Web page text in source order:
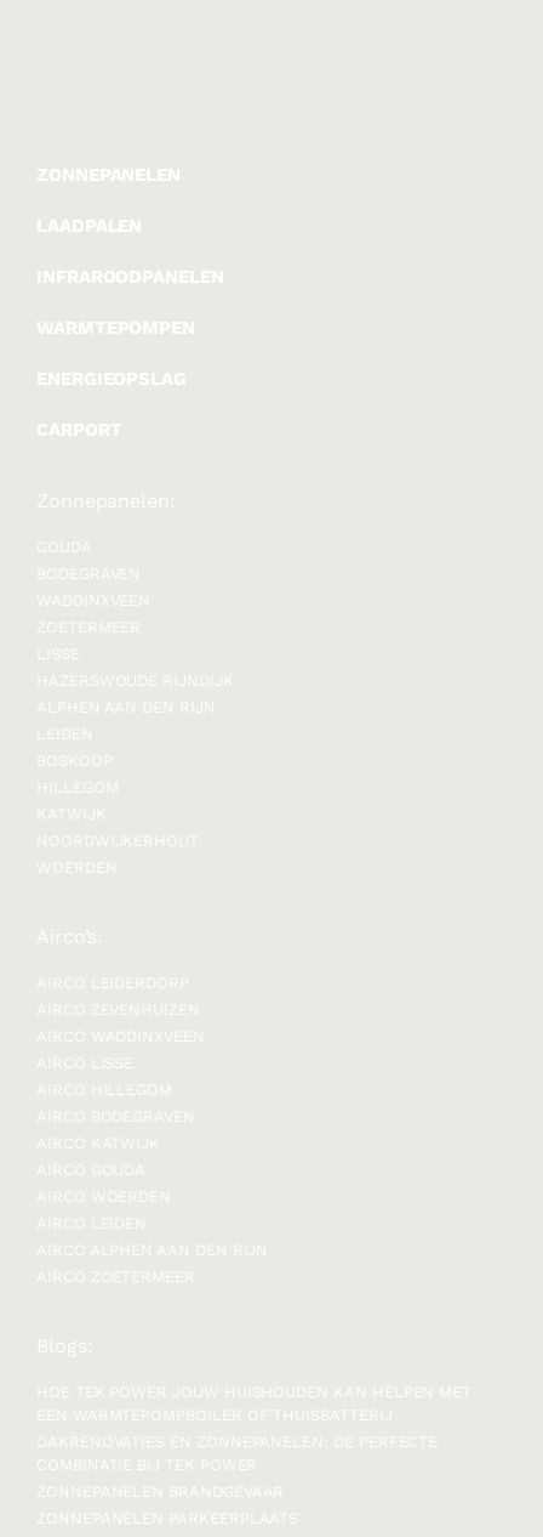
ZONNEPANELEN
LAADPALEN
INFRAROODPANELEN
WARMTEPOMPEN
ENERGIEOPSLAG
CARPORT
Zonnepanelen:
GOUDA
BODEGRAVEN
WADDINXVEEN
ZOETERMEER
LISSE
HAZERSWOUDE RIJNDIJK
ALPHEN AAN DEN RIJN
LEIDEN
BOSKOOP
HILLEGOM
KATWIJK
NOORDWIJKERHOUT
WOERDEN
Airco’s:
AIRCO LEIDERDORP
AIRCO ZEVENHUIZEN
AIRCO WADDINXVEEN
AIRCO LISSE
AIRCO HILLEGOM
AIRCO BODEGRAVEN
AIRCO KATWIJK
AIRCO GOUDA
AIRCO WOERDEN
AIRCO LEIDEN
AIRCO ALPHEN AAN DEN RIJN
AIRCO ZOETERMEER
Blogs:
HOE TEK POWER JOUW HUISHOUDEN KAN HELPEN MET
EEN WARMTEPOMPBOILER OF THUISBATTERIJ
DAKRENOVATIES EN ZONNEPANELEN: DE PERFECTE
COMBINATIE BIJ TEK POWER
ZONNEPANELEN BRANDGEVAAR
ZONNEPANELEN PARKEERPLAATS